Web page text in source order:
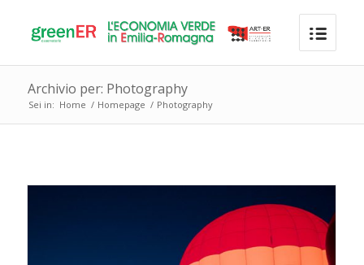
Archivio per: Photography
Sei in: Home / Homepage / Photography